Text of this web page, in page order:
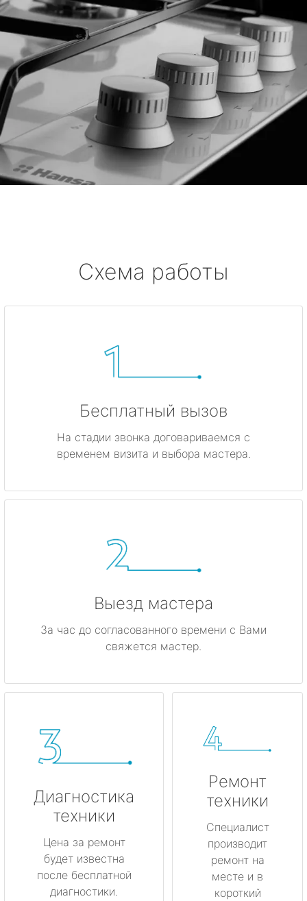
Схема работы
Бесплатный вызов
На стадии звонка договариваемся с
временем визита и выбора мастера.
Выезд мастера
За час до согласованного времени с Вами
свяжется мастер.
Диагностика
техники
Цена за ремонт
будет известна
после бесплатной
диагностики.
Ремонт
техники
Специалист
производит
ремонт на
месте и в
короткий